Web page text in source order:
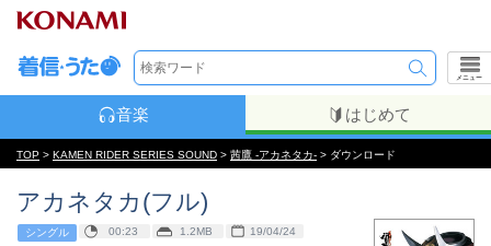
メニュー
音楽 はじめて
TOP > KAMEN RIDER SERIES SOUND > 茜鷹 -アカネタカ- > ダウンロード
アカネタカ(フル)
シングル 00:23 1.2MB 19/04/24